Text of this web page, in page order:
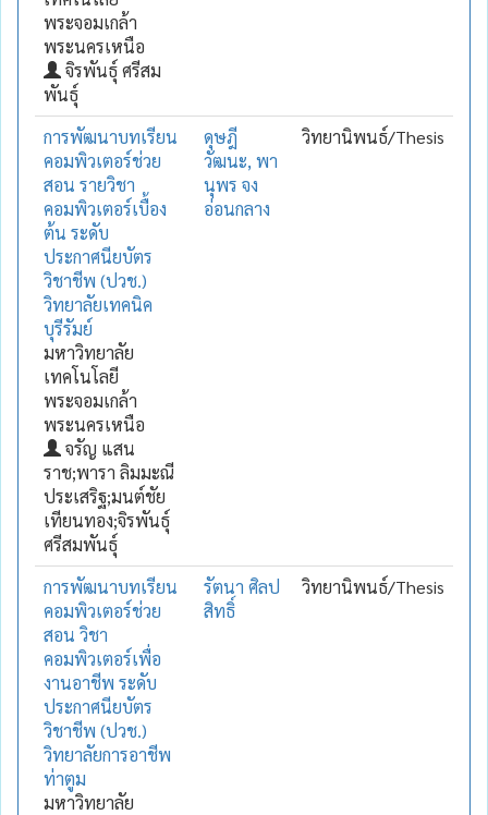
พระจอมเกล้า
พระนครเหนือ
จิรพันธุ์ ศรีสม
พันธุ์
การพัฒนาบทเรียน
คอมพิวเตอร์ช่วย
สอน รายวิชา
คอมพิวเตอร์เบื้อง
ต้น ระดับ
ประกาศนียบัตร
วิชาชีพ (ปวช.)
วิทยาลัยเทคนิค
บุรีรัมย์
มหาวิทยาลัย
เทคโนโลยี
พระจอมเกล้า
พระนครเหนือ
จรัญ แสน
ราช;พารา ลิมมะณี
ประเสริฐ;มนต์ชัย
เทียนทอง;จิรพันธุ์
ศรีสมพันธุ์
ดุษฎี
วัฒนะ, พา
นุพร จง
อ่อนกลาง
วิทยานิพนธ์/Thesis
การพัฒนาบทเรียน
คอมพิวเตอร์ช่วย
สอน วิชา
คอมพิวเตอร์เพื่อ
งานอาชีพ ระดับ
ประกาศนียบัตร
วิชาชีพ (ปวช.)
วิทยาลัยการอาชีพ
ท่าตูม
มหาวิทยาลัย
รัตนา ศิลป
สิทธิ์
วิทยานิพนธ์/Thesis